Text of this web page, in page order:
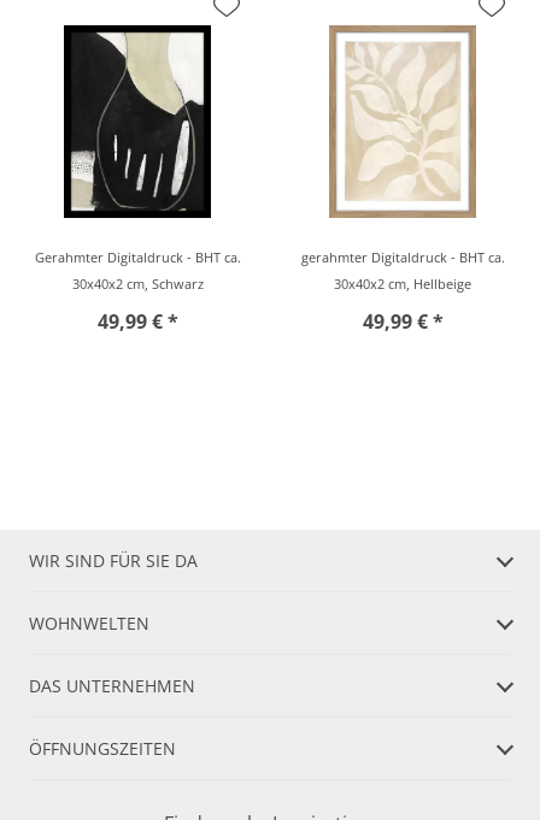
Gerahmter Digitaldruck - BHT ca.
30x40x2 cm, Schwarz
49,99 € *
gerahmter Digitaldruck - BHT ca.
30x40x2 cm, Hellbeige
49,99 € *
WIR SIND FÜR SIE DA
WOHNWELTEN
DAS UNTERNEHMEN
ÖFFNUNGSZEITEN